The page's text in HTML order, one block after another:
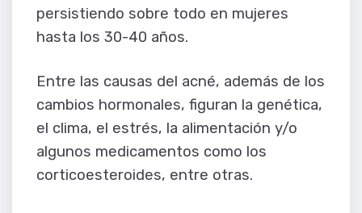
persistiendo sobre todo en mujeres
hasta los 30-40 años.
Entre las causas del acné, además de los
cambios hormonales, figuran la genética,
el clima, el estrés, la alimentación y/o
algunos medicamentos como los
corticoesteroides, entre otras.